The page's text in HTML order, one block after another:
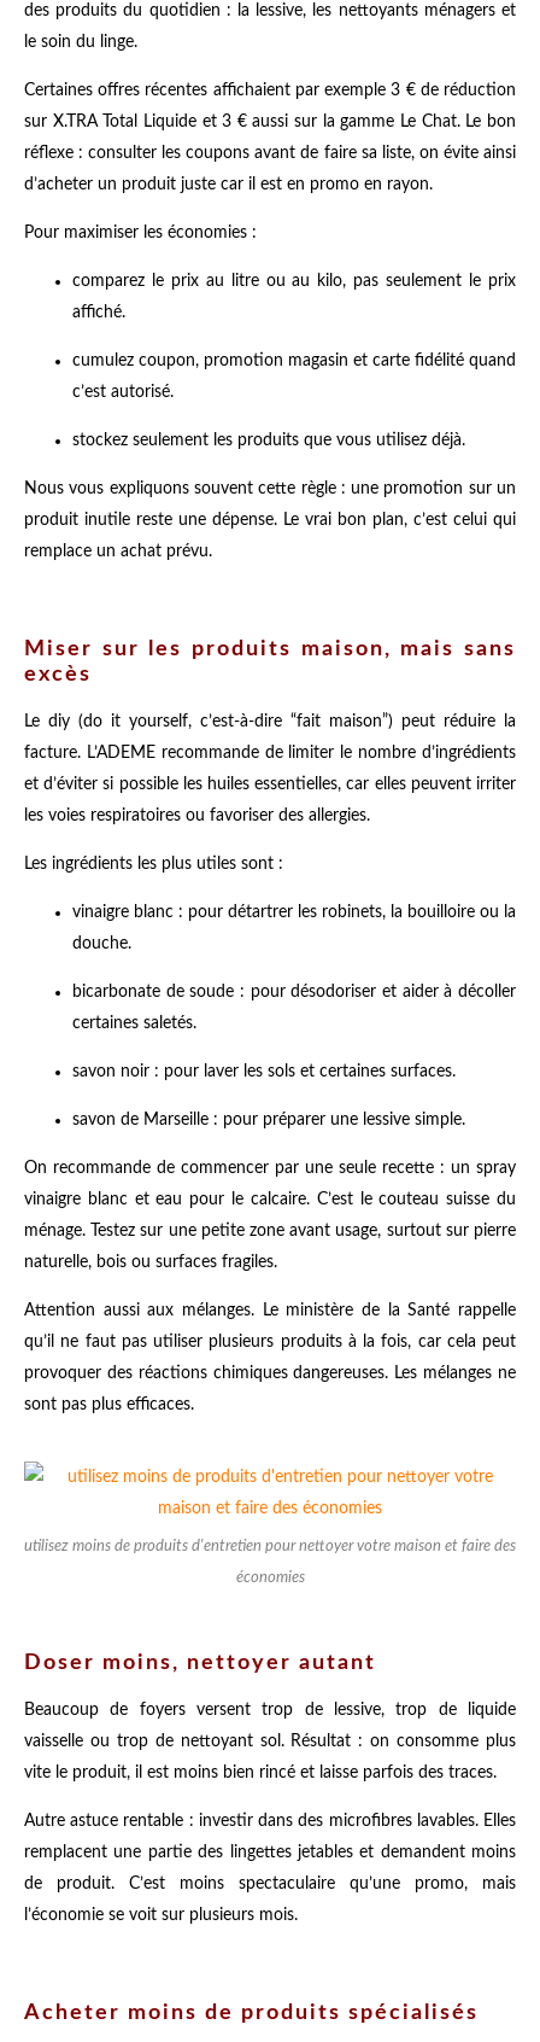
des produits du quotidien : la lessive, les nettoyants ménagers et
le soin du linge.
Certaines offres récentes affichaient par exemple 3 € de réduction
sur X.TRA Total Liquide et 3 € aussi sur la gamme Le Chat. Le bon
réflexe : consulter les coupons avant de faire sa liste, on évite ainsi
d’acheter un produit juste car il est en promo en rayon.
Pour maximiser les économies :
comparez le prix au litre ou au kilo, pas seulement le prix
affiché.
cumulez coupon, promotion magasin et carte fidélité quand
c’est autorisé.
stockez seulement les produits que vous utilisez déjà.
Nous vous expliquons souvent cette règle : une promotion sur un
produit inutile reste une dépense. Le vrai bon plan, c’est celui qui
remplace un achat prévu.
Miser sur les produits maison, mais sans
excès
Le diy (do it yourself, c’est-à-dire “fait maison”) peut réduire la
facture. L’ADEME recommande de limiter le nombre d’ingrédients
et d’éviter si possible les huiles essentielles, car elles peuvent irriter
les voies respiratoires ou favoriser des allergies.
Les ingrédients les plus utiles sont :
vinaigre blanc : pour détartrer les robinets, la bouilloire ou la
douche.
bicarbonate de soude : pour désodoriser et aider à décoller
certaines saletés.
savon noir : pour laver les sols et certaines surfaces.
savon de Marseille : pour préparer une lessive simple.
On recommande de commencer par une seule recette : un spray
vinaigre blanc et eau pour le calcaire. C’est le couteau suisse du
ménage. Testez sur une petite zone avant usage, surtout sur pierre
naturelle, bois ou surfaces fragiles.
Attention aussi aux mélanges. Le ministère de la Santé rappelle
qu’il ne faut pas utiliser plusieurs produits à la fois, car cela peut
provoquer des réactions chimiques dangereuses. Les mélanges ne
sont pas plus efficaces.
utilisez moins de produits d'entretien pour nettoyer votre maison et faire des
économies
Doser moins, nettoyer autant
Beaucoup de foyers versent trop de lessive, trop de liquide
vaisselle ou trop de nettoyant sol. Résultat : on consomme plus
vite le produit, il est moins bien rincé et laisse parfois des traces.
Autre astuce rentable : investir dans des microfibres lavables. Elles
remplacent une partie des lingettes jetables et demandent moins
de produit. C’est moins spectaculaire qu’une promo, mais
l’économie se voit sur plusieurs mois.
Acheter moins de produits spécialisés